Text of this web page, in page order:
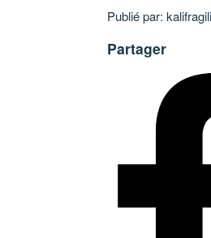
Publié par: kalifragili
Partager